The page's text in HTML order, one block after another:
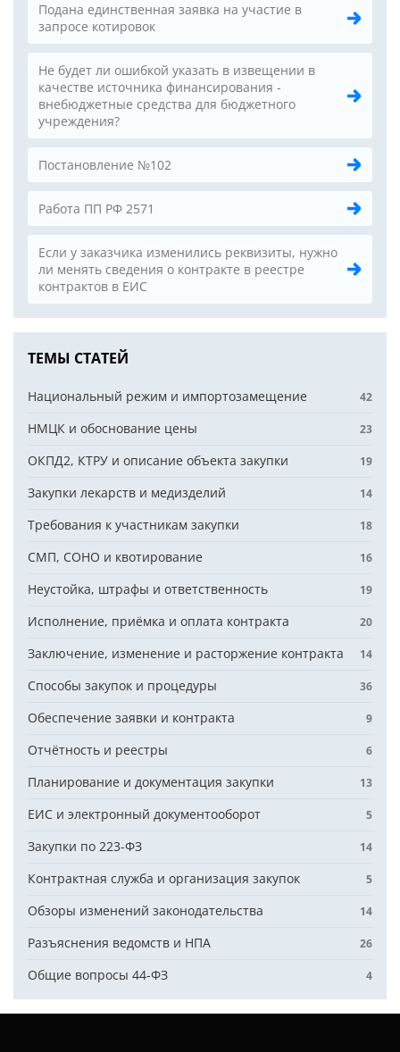
Подана единственная заявка на участие в
запросе котировок
Не будет ли ошибкой указать в извещении в
качестве источника финансирования -
внебюджетные средства для бюджетного
учреждения?
Постановление №102
Работа ПП РФ 2571
Если у заказчика изменились реквизиты, нужно
ли менять сведения о контракте в реестре
контрактов в ЕИС
ТЕМЫ СТАТЕЙ
Национальный режим и импортозамещение 42
НМЦК и обоснование цены 23
ОКПД2, КТРУ и описание объекта закупки 19
Закупки лекарств и медизделий 14
Требования к участникам закупки 18
СМП, СОНО и квотирование 16
Неустойка, штрафы и ответственность 19
Исполнение, приёмка и оплата контракта 20
Заключение, изменение и расторжение контракта 14
Способы закупок и процедуры 36
Обеспечение заявки и контракта 9
Отчётность и реестры 6
Планирование и документация закупки 13
ЕИС и электронный документооборот 5
Закупки по 223-ФЗ 14
Контрактная служба и организация закупок 5
Обзоры изменений законодательства 14
Разъяснения ведомств и НПА 26
Общие вопросы 44-ФЗ 4